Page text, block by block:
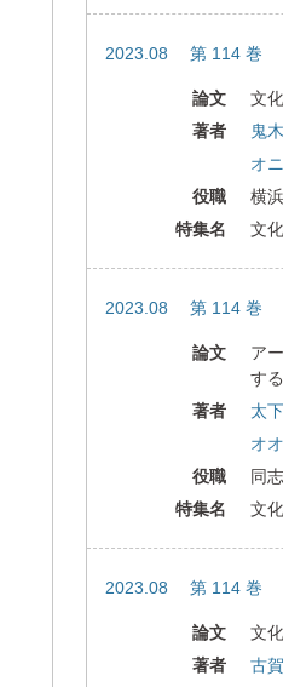
2023.08 第 114 巻
論文
文
著者
鬼
オ
役職
横
特集名
文
2023.08 第 114 巻
論文
ア
す
著者
太
オ
役職
同
特集名
文
2023.08 第 114 巻
論文
文
著者
古